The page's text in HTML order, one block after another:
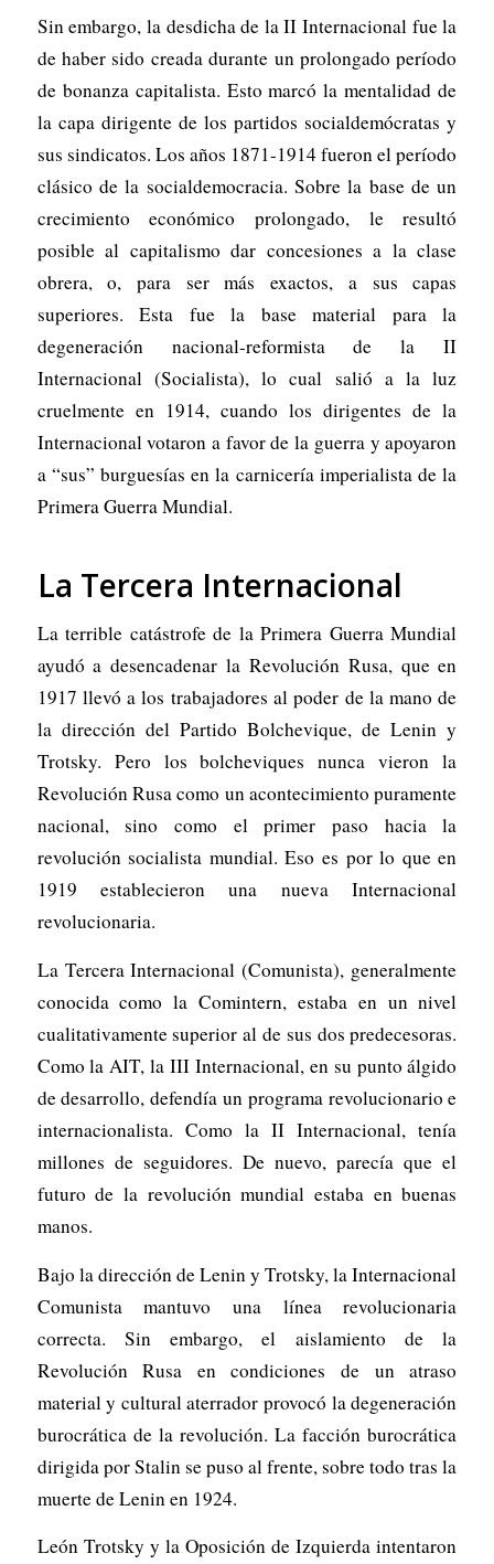
Sin embargo, la desdicha de la II Internacional fue la
de haber sido creada durante un prolongado período
de bonanza capitalista. Esto marcó la mentalidad de
la capa dirigente de los partidos socialdemócratas y
sus sindicatos. Los años 1871-1914 fueron el período
clásico de la socialdemocracia. Sobre la base de un
crecimiento económico prolongado, le resultó
posible al capitalismo dar concesiones a la clase
obrera, o, para ser más exactos, a sus capas
superiores. Esta fue la base material para la
degeneración nacional-reformista de la II
Internacional (Socialista), lo cual salió a la luz
cruelmente en 1914, cuando los dirigentes de la
Internacional votaron a favor de la guerra y apoyaron
a “sus” burguesías en la carnicería imperialista de la
Primera Guerra Mundial.
La Tercera Internacional
La terrible catástrofe de la Primera Guerra Mundial
ayudó a desencadenar la Revolución Rusa, que en
1917 llevó a los trabajadores al poder de la mano de
la dirección del Partido Bolchevique, de Lenin y
Trotsky. Pero los bolcheviques nunca vieron la
Revolución Rusa como un acontecimiento puramente
nacional, sino como el primer paso hacia la
revolución socialista mundial. Eso es por lo que en
1919 establecieron una nueva Internacional
revolucionaria.
La Tercera Internacional (Comunista), generalmente
conocida como la Comintern, estaba en un nivel
cualitativamente superior al de sus dos predecesoras.
Como la AIT, la III Internacional, en su punto álgido
de desarrollo, defendía un programa revolucionario e
internacionalista. Como la II Internacional, tenía
millones de seguidores. De nuevo, parecía que el
futuro de la revolución mundial estaba en buenas
manos.
Bajo la dirección de Lenin y Trotsky, la Internacional
Comunista mantuvo una línea revolucionaria
correcta. Sin embargo, el aislamiento de la
Revolución Rusa en condiciones de un atraso
material y cultural aterrador provocó la degeneración
burocrática de la revolución. La facción burocrática
dirigida por Stalin se puso al frente, sobre todo tras la
muerte de Lenin en 1924.
León Trotsky y la Oposición de Izquierda intentaron